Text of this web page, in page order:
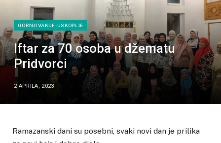
GORNJI VAKUF-USKOPLJE
Iftar za 70 osoba u džematu
Pridvorci
2 APRILA, 2023
Ramazanski dani su posebni, svaki novi dan je prilika